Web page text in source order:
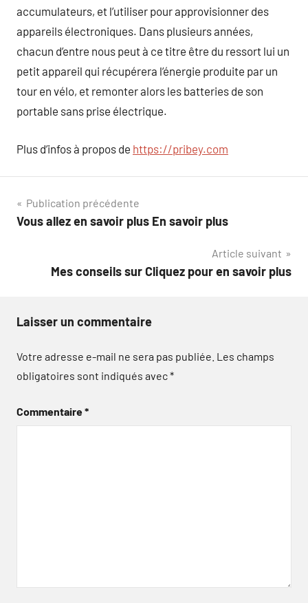
accumulateurs, et l’utiliser pour approvisionner des
appareils électroniques. Dans plusieurs années,
chacun d’entre nous peut à ce titre être du ressort lui un
petit appareil qui récupérera l’énergie produite par un
tour en vélo, et remonter alors les batteries de son
portable sans prise électrique.
Plus d’infos à propos de https://pribey.com
Navigation
de
Publication précédente
Vous allez en savoir plus En savoir plus
Article suivant
Mes conseils sur Cliquez pour en savoir plus
Laisser un commentaire
Votre adresse e-mail ne sera pas publiée. Les champs
obligatoires sont indiqués avec*
Commentaire*